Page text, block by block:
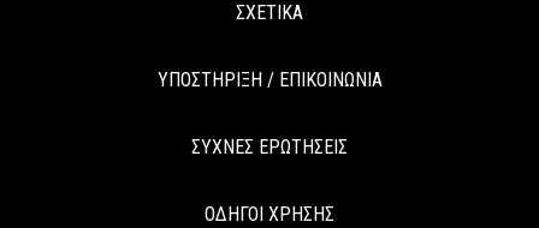
ΣΧΕΤΙΚΑ
ΥΠΟΣΤΗΡΙΞΗ / ΕΠΙΚΟΙΝΩΝΙΑ
ΣΥΧΝΕΣ ΕΡΩΤΗΣΕΙΣ
ΟΔΗΓΟΙ ΧΡΗΣΗΣ